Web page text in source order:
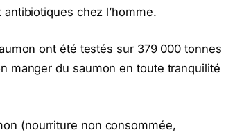
chez l’homme.
ont été testés sur 379 000 tonnes
manger du saumon en toute tranquilité
(nourriture non consommée,